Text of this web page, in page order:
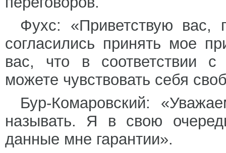
Фухс: «Приветствую
согласились принять мое
вас, что в соответствии
можете чувствовать себя
Бур-Комаровский:
называть. Я в свою
данные мне гарантии».